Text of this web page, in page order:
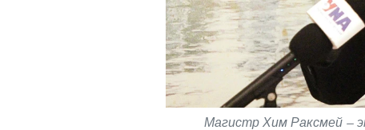
Магистр Хим Раксмей —